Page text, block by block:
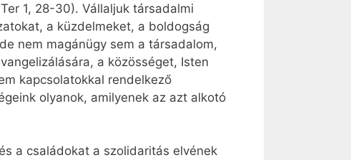
1, 28-30). Vállaljuk társadalmi
a küzdelmeket, a boldogság
nem magánügy sem a társadalom,
a közösséget, Isten
kapcsolatokkal rendelkező
olyanok, amilyenek az azt alkotó
a családokat a szolidaritás elvének